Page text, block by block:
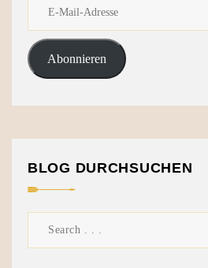
Abonnieren
BLOG DURCHSUCHEN